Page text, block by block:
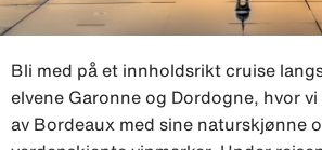
Bli med på et innholdsrikt cruise
elvene Garonne og Dordogne, hvor
av Bordeaux med sine naturskjønne